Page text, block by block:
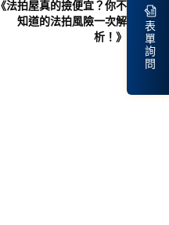
表
單
詢
問
《法拍屋真的撿便宜？你不
知道的法拍風險一次解
析！》